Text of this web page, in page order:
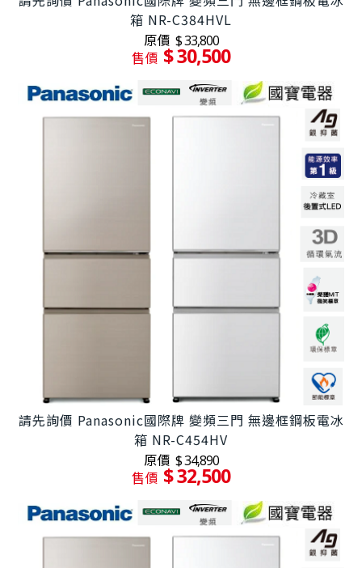
箱 NR-C384HVL
原價 $ 33,800
售價 $ 30,500
請先詢價 Panasonic國際牌 變頻三門 無邊框鋼板電冰
箱 NR-C454HV
原價 $ 34,890
售價 $ 32,500